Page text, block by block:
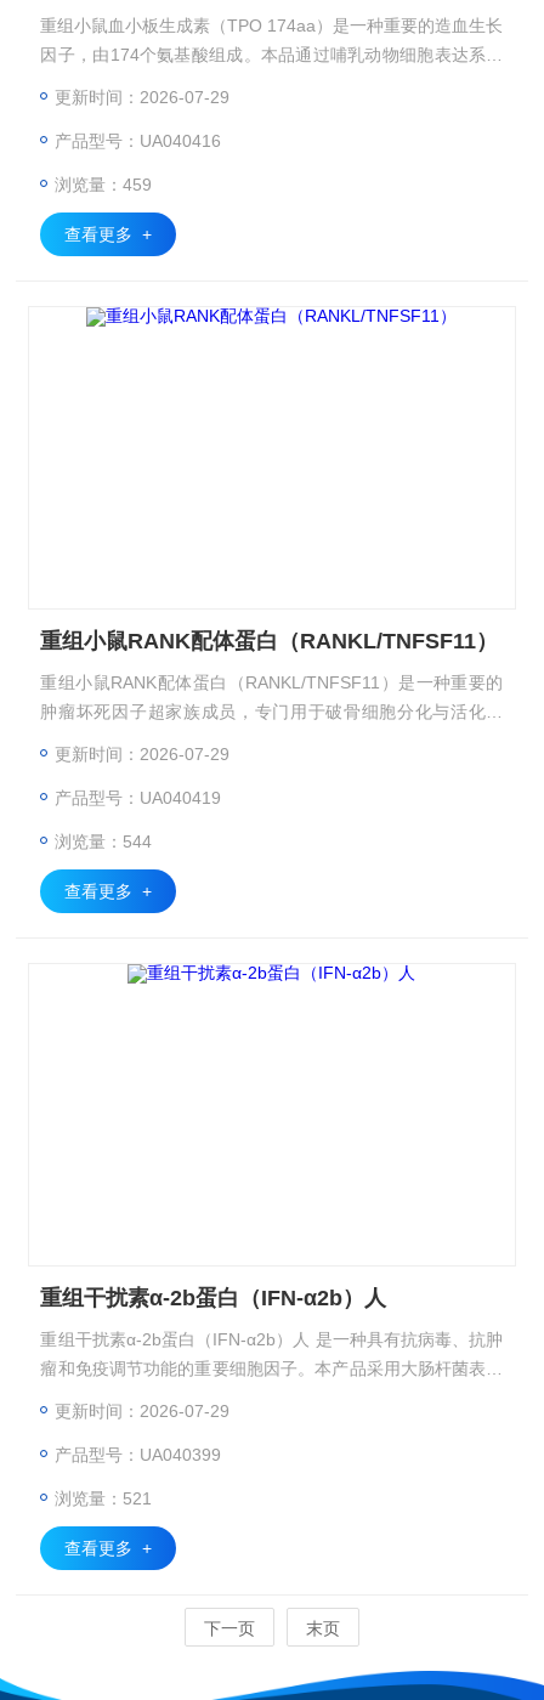
重组小鼠血小板生成素（TPO 174aa）是一种重要的造血生长
因子，由174个氨基酸组成。本品通过哺乳动物细胞表达系统
更新时间：2026-07-29
产品型号：UA040416
浏览量：459
查看更多 +
重组小鼠RANK配体蛋白（RANKL/TNFSF11）
重组小鼠RANK配体蛋白（RANKL/TNFSF11）是一种重要的
肿瘤坏死因子超家族成员，专门用于破骨细胞分化与活化研
更新时间：2026-07-29
产品型号：UA040419
浏览量：544
查看更多 +
重组干扰素α-2b蛋白（IFN-α2b）人
重组干扰素α-2b蛋白（IFN-α2b）人 是一种具有抗病毒、抗肿
瘤和免疫调节功能的重要细胞因子。本产品采用大肠杆菌表达
更新时间：2026-07-29
产品型号：UA040399
浏览量：521
查看更多 +
下一页 末页